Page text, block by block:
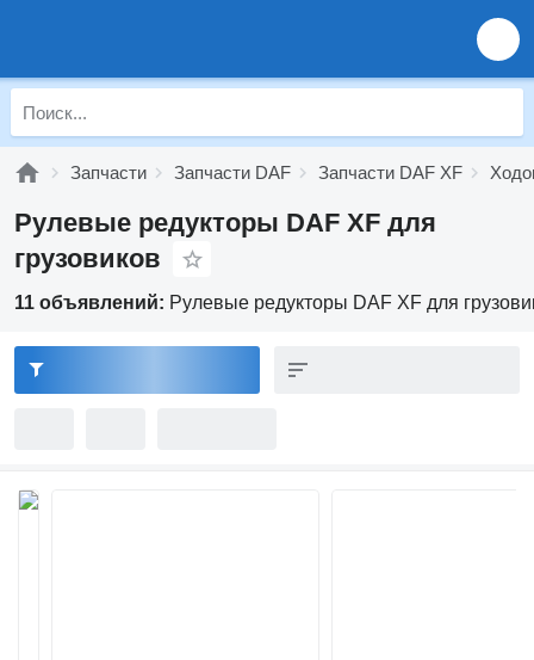
Запчасти Запчасти DAF Запчасти DAF XF
Рулевые редукторы DAF XF для
грузовиков
11 объявлений: Рулевые редукторы DAF XF для